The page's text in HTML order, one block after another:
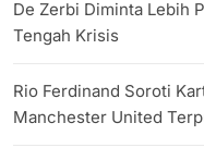
De Zerbi Diminta Lebih
Tengah Krisis
Rio Ferdinand Soroti
Manchester United